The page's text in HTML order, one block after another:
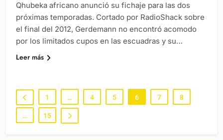
Qhubeka africano anunció su fichaje para las dos
próximas temporadas. Cortado por RadioShack sobre
el final del 2012, Gerdemann no encontró acomodo
por los limitados cupos en las escuadras y su…
Leer más
1 … 4 5 6 7 8
… 15